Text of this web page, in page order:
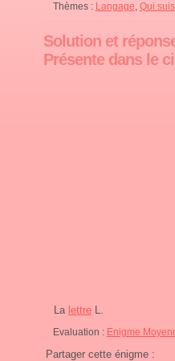
Thèmes : Langage Qui
Solution et
Présente dans le
La lettre L.
Evaluation : Enigme
Partager cette énigme :